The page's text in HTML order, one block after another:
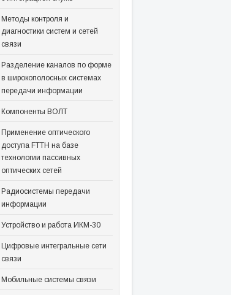
Методы контроля и
диагностики систем и сетей
связи
Разделение каналов по форме
в широкополосных системах
передачи информации
Компоненты ВОЛТ
Применение оптического
доступа FTTH на базе
технологии пассивных
оптических сетей
Радиосистемы передачи
информации
Устройство и работа ИКМ-30
Цифровые интегральные сети
связи
Мобильные системы связи